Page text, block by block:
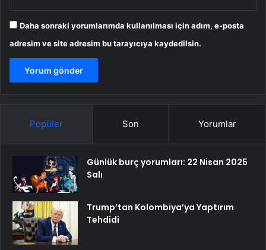
Daha sonraki yorumlarımda kullanılması için adım, e-posta
adresim ve site adresim bu tarayıcıya kaydedilsin.
Popüler Son Yorumlar
Günlük burç yorumları: 22 Nisan 2025
Salı
Trump’tan Kolombiya’ya Yaptırım
Tehdidi